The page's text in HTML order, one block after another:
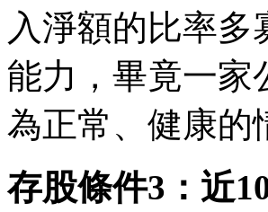
入淨額的比率
能力，畢竟一家
為正常、健康的
存股條件3：近